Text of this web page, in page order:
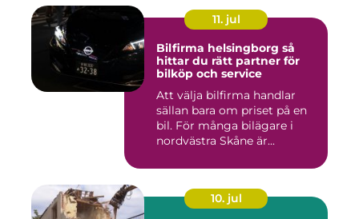
11. jul
Bilfirma helsingborg så
hittar du rätt partner för
bilköp och service
Att välja bilfirma handlar
sällan bara om priset på en
bil. För många bilägare i
nordvästra Skåne är...
10. jul